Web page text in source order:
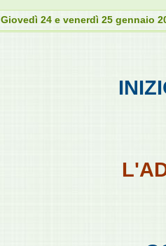
Giovedì 24 e venerdì 25 gennaio